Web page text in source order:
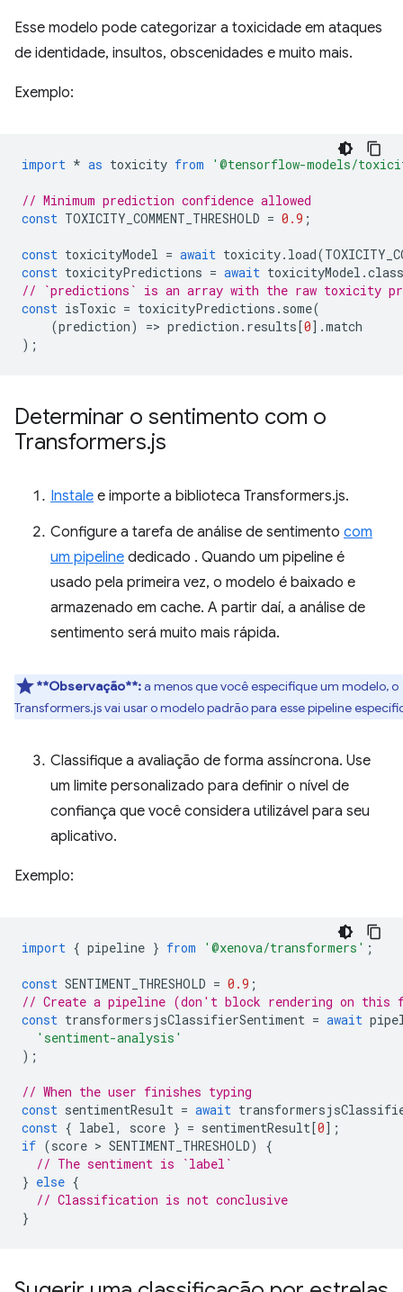
Esse modelo pode categorizar a toxicidade em ataques
de identidade, insultos, obscenidades e muito mais.
Exemplo:
import * as toxicity from '@tensorflow-models/
// Minimum prediction confidence allowed
const TOXICITY_COMMENT_THRESHOLD = 0.9 ;
const toxicityModel = await toxicity. load(
const toxicityPredictions = await toxicityModel .
// `predictions` is an array with the raw toxicity
const isToxic = toxicityPredictions . some(
(prediction) => prediction . results[0].match
);
Determinar o sentimento com o
Transformers.js
Instale e importe a biblioteca Transformers.js.
Configure a tarefa de análise de sentimento com
um pipeline dedicado . Quando um pipeline é
usado pela primeira vez, o modelo é baixado e
armazenado em cache. A partir daí, a análise de
sentimento será muito mais rápida.
**Observação**:a menos que você especifique um modelo, o
Transformers.js vai usar o modelo padrão para esse pipeline
Classifique a avaliação de forma assíncrona. Use
um limite personalizado para definir o nível de
confiança que você considera utilizável para seu
aplicativo.
Exemplo:
import { pipeline } from '@xenova/transformers' ;
const SENTIMENT_THRESHOLD = 0.9 ;
// Create a pipeline (don't block rendering on this
const transformersjsClassifierSentiment = await
'sentiment-analysis'
);
// When the user finishes typing
const sentimentResult = await
const { label , score } = sentimentResult[0];
if (score > SENTIMENT_THRESHOLD)
{
// The sentiment is `label`
} else {
// Classification is not conclusive
}